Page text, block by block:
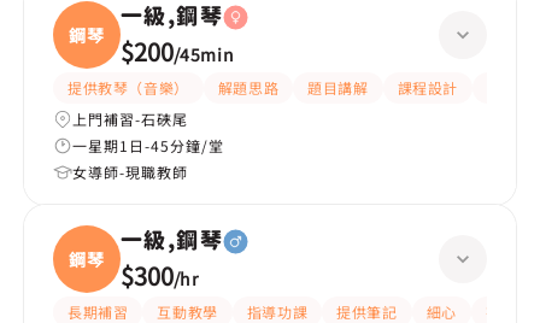
鋼琴
一級,鋼琴
$200/45min
提供教琴（音樂） 解題思路 題目講解 課程設計
上門補習-石硤尾
一星期1日-45分鐘/堂
女導師-現職教師
鋼琴
一級,鋼琴
$300/hr
長期補習 互動教學 指導功課 提供筆記 細心
有愛心